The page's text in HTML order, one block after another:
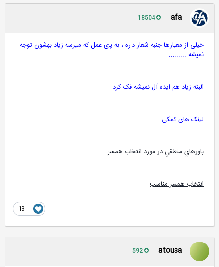
afa
خیلی از معیارها جنبه شعار داره ، به پای عمل که میرسه زیاد بهشون توجه
نمیشه .........
البته زیاد هم ایده آل نمیشه فک کرد ............
لینک های کمکی:
باورهاي منطقي در مورد انتخاب همسر
انتخاب همسر مناسب
atousa